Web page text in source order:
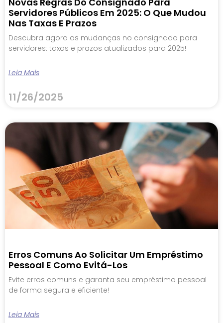
Servidores Públicos Em 2025: O Que Mudou
Nas Taxas E Prazos
Descubra agora as mudanças no consignado para
servidores: taxas e prazos atualizados para 2025!
Leia Mais
11/26/2025
Erros Comuns Ao Solicitar Um Empréstimo
Pessoal E Como Evitá-Los
Evite erros comuns e garanta seu empréstimo pessoal
de forma segura e eficiente!
Leia Mais